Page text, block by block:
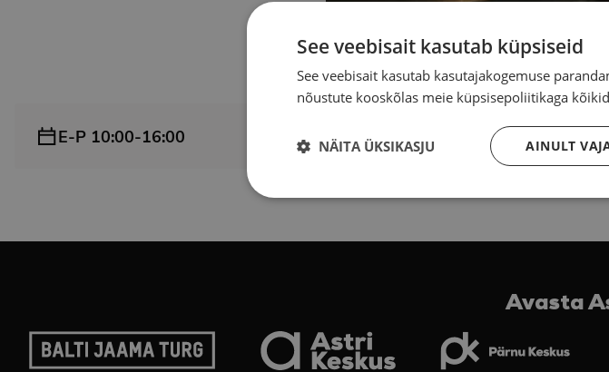
E-P 10:00-16:00
Avasta
See veebisait kasutab küpsiseid
See veebisait kasutab kasutajakogemuse
nõustute kooskõlas meie küpsisepoliitikaga
AINULT
NÄITA ÜKSIKASJU